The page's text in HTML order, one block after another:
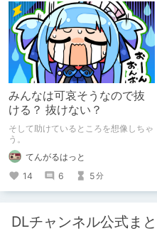
みんなは可哀そうなので抜
ける？ 抜けない？
そして助けているところを想像しちゃ
う。
てんがるはっと
14
6 5分
DLチャンネル公式ま